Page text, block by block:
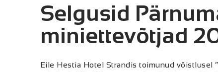
Selgusid
miniettevõtjad
Eile Hestia Hotel Strandis toimunud võistlusel